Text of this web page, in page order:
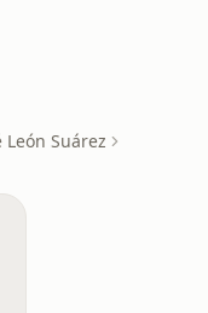
León Suárez